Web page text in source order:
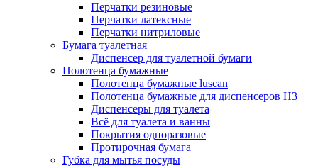
Перчатки резиновые
Перчатки латексные
Перчатки нитриловые
Бумага туалетная
Диспенсер для туалетной бумаги
Полотенца бумажные
Полотенца бумажные luscan
Полотенца бумажные для диспенсеров H3
Диспенсеры для туалета
Всё для туалета и ванны
Покрытия одноразовые
Протирочная бумага
Губка для мытья посуды